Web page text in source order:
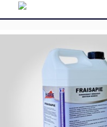
Traitements des pieds
Résines & mortiers de
Anti-graffitis et protections
Absorbants routiers et kits
Débituminants et anti-
Savons